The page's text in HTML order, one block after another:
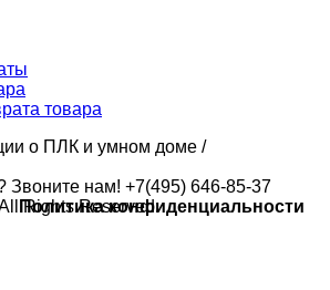
товара
Звоните нам! +7(495) 646-85-37
Rights Reserved
Политика конфиденциальности